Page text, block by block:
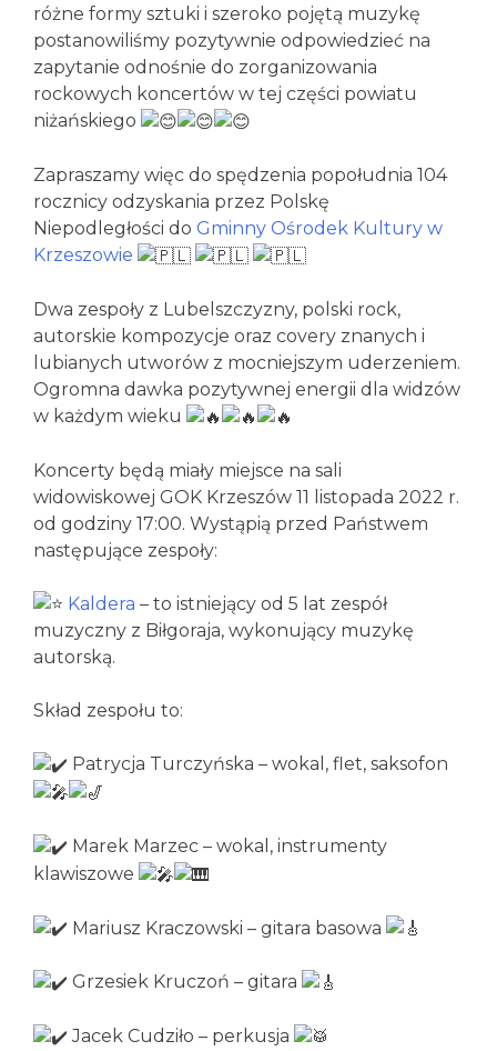
różne formy sztuki i szeroko pojętą muzykę
postanowiliśmy pozytywnie odpowiedzieć na
zapytanie odnośnie do zorganizowania
rockowych koncertów w tej części powiatu
niżańskiego
Zapraszamy więc do spędzenia popołudnia 104
rocznicy odzyskania przez Polskę
Niepodległości do Gminny Ośrodek Kultury w
Krzeszowie
Dwa zespoły z Lubelszczyzny, polski rock,
autorskie kompozycje oraz covery znanych i
lubianych utworów z mocniejszym uderzeniem.
Ogromna dawka pozytywnej energii dla widzów
w każdym wieku
Koncerty będą miały miejsce na sali
widowiskowej GOK Krzeszów 11 listopada 2022 r.
od godziny 17:00. Wystąpią przed Państwem
następujące zespoły:
Kaldera – to istniejący od 5 lat zespół
muzyczny z Biłgoraja, wykonujący muzykę
autorską.
Skład zespołu to:
Patrycja Turczyńska – wokal, flet, saksofon
Marek Marzec – wokal, instrumenty
klawiszowe
Mariusz Kraczowski – gitara basowa
Grzesiek Kruczoń – gitara
Jacek Cudziło – perkusja